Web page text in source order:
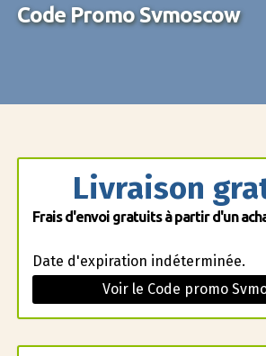
Code Promo Svmoscow
Livraison
Frais d'envoi gratuits à partir d'un
Date d'expiration indéterminée.
Voir le Code promo